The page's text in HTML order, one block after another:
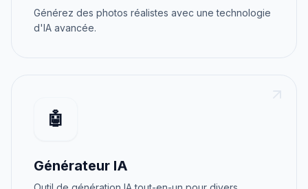
Générez des photos réalistes avec une technologie
d'IA avancée.
🤖
Générateur IA